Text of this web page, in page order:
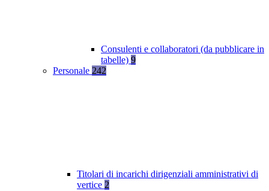
Consulenti e collaboratori (da pubblicare in
tabelle) 9
Personale 242
Titolari di incarichi dirigenziali amministrativi di
vertice 2